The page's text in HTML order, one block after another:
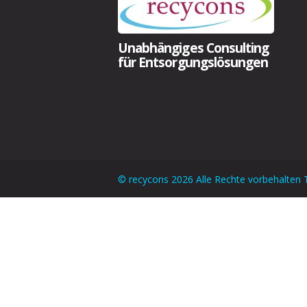
Unabhängiges Consulting
für Entsorgungslösungen
© recycons 2026 Alle Rechte vorbehalten